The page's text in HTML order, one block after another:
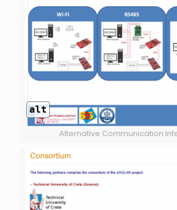
alt
Alternative Communication